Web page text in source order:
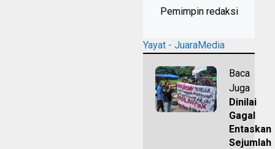
Pemimpin redaksi
Yayat - JuaraMedia
Baca
Juga
Dinilai
Gagal
Entaskan
Sejumlah